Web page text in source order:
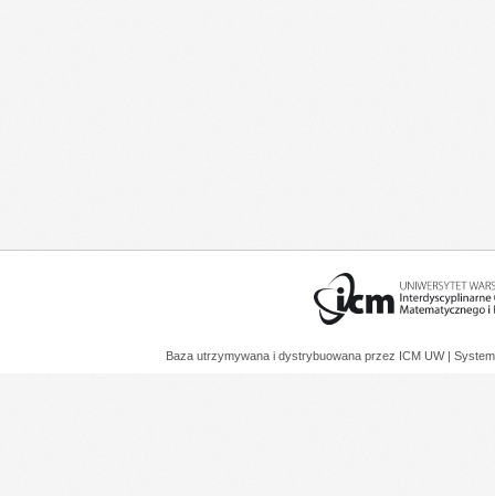
Baza utrzymywana i dystrybuowana przez ICM UW |